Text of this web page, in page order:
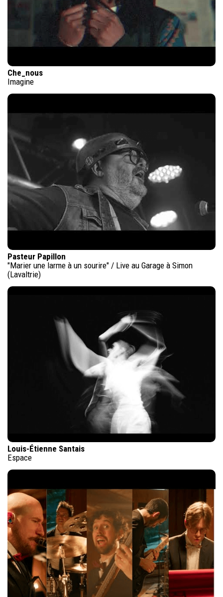
Che_nous
Imagine
Pasteur Papillon
"Marier une larme à un sourire" / Live au Garage à Simon
(Lavaltrie)
Louis-Étienne Santais
Espace